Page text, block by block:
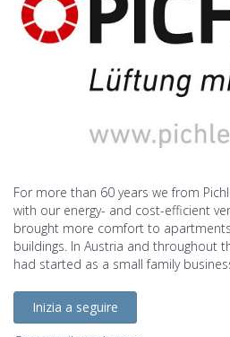
For more than 60 years we from
with our energy- and cost-efficient
brought more comfort to
buildings. In Austria and throughout
had started as a small family
Inizia a seguire